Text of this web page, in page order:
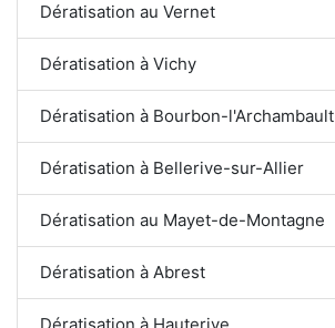
Dératisation au Vernet
Dératisation à Vichy
Dératisation à Bourbon-l'Archambault
Dératisation à Bellerive-sur-Allier
Dératisation au Mayet-de-Montagne
Dératisation à Abrest